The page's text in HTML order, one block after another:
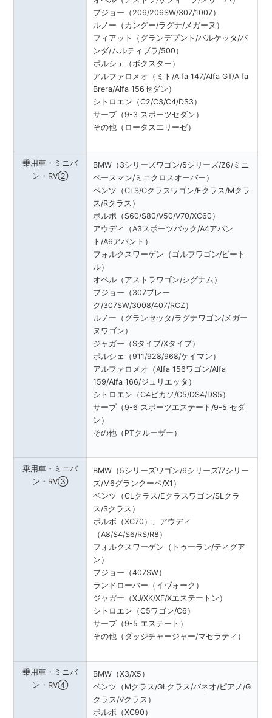
プジョー（206/206SW/307/1007）
ルノー（カングー/ラグナ/メガーヌ）
フィアット（グランデプント/バルケッタ/パ
ンダ/ムルティブラ/500）
ポルシェ（ボクスター）
アルファロメオ（ミト/Alfa 147/Alfa GT/Alfa
Brera/Alfa 156セダン）
シトロエン（C2/C3/C4/DS3）
サーブ（9-3 スポーツセダン）
その他（ロータスエリーゼ）
乗用車・ミニバ
ン・RV②
BMW（3シリーズワゴン/5シリーズ/Z6/ミニ
ペースマン/ミニクロスオーバー）
ベンツ（CLS/Cクラスワゴン/Eクラス/Mクラ
ス/Rクラス）
ボルボ（S60/S80/V50/V70/XC60）
アウディ（A3スポーツバック/A4アバン
ト/A6アバント）
フォルクスワーゲン（ゴルフワゴン/ビート
ル）
オペル（アストラワゴン/シグナム）
プジョー（307ブレー
ク/307SW/3008/407/RCZ）
ルノー（グランセッタ/ラグナワゴン/メガー
ヌワゴン）
ジャガー（Sタイプ/Xタイプ）
ポルシェ（911/928/968/ケイマン）
アルファロメオ（Alfa 156ワゴン/Alfa
159/Alfa 166/ジュリエッタ）
シトロエン（C4ピカソ/C5/DS4/DS5）
サーブ（9-6 スポーツエステート/9-5 セダ
ン）
その他（PTクルーザー）
乗用車・ミニバ
ン・RV③
BMW（5シリーズワゴン/6シリーズ/7シリー
ズ/M6グランクーペ/X1）
ベンツ（CLクラス/Eクラスワゴン/SLクラ
ス/Sクラス）
ボルボ（XC70）、アウディ
（A8/S4/S6/RS/R8）
フォルクスワーゲン（トゥーラン/ティグア
ン）
プジョー（407SW）
ランドローバー（イヴォーク）
ジャガー（XJ/XK/XF/Xエステートン）
シトロエン（C5ワゴン/C6）
サーブ（9-5 エステート）
その他（ダッジチャージャー/マセラティ）
乗用車・ミニバ
ン・RV④
BMW（X3/X5）
ベンツ（Mクラス/GLクラス/バネオ/ピアノ/G
クラス/Vクラス）
ボルボ（XC90）